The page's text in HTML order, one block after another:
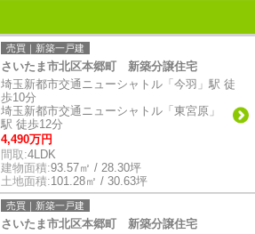
売買｜新築一戸建
さいたま市北区本郷町 新築分譲住宅
埼玉新都市交通ニューシャトル「今羽」駅 徒
歩10分
埼玉新都市交通ニューシャトル「東宮原」
駅 徒歩12分
4,490万円
間取:4LDK
建物面積:93.57㎡ / 28.30坪
土地面積:101.28㎡ / 30.63坪
売買｜新築一戸建
さいたま市北区本郷町 新築分譲住宅